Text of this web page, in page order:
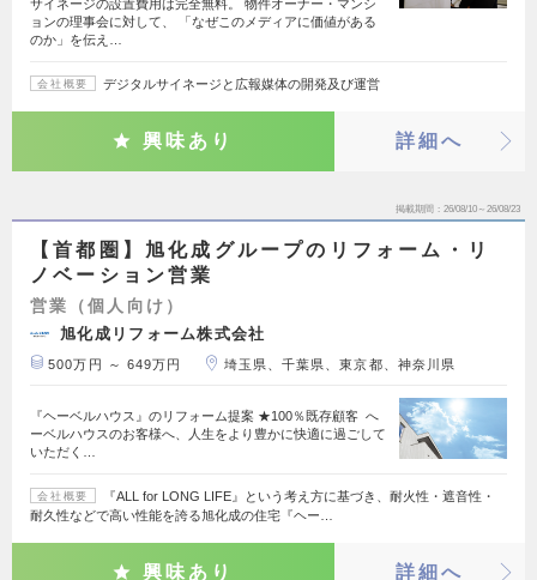
サイネージの設置費用は完全無料。 物件オーナー・マンシ
ョンの理事会に対して、 「なぜこのメディアに価値がある
のか」を伝え…
会社概要 デジタルサイネージと広報媒体の開発及び運営
興味あり 詳細へ
掲載期間 26/08/10～26/08/23
【首都圏】旭化成グループのリフォーム・リ
ノベーション営業
営業（個人向け）
旭化成リフォーム株式会社
500万円 ～ 649万円 埼玉県、千葉県、東京都、神奈川県
『ヘーベルハウス』のリフォーム提案 ★100％既存顧客 へ
ーベルハウスのお客様へ、人生をより豊かに快適に過ごして
いただく…
会社概要
『ALL for LONG LIFE』という考え方に基づき、耐火性・遮音性・
耐久性などで高い性能を誇る旭化成の住宅『ヘー…
興味あり 詳細へ